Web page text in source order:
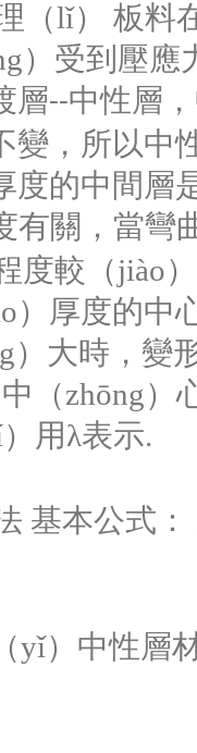
（lǐ） 板料
）受到壓
層--中性層
變，所以中
度的中間層
有關，當彎
度較（jiào
）厚度的
）大時，變
中（zhōng
用λ表示.
基本公式
yǐ）中性層